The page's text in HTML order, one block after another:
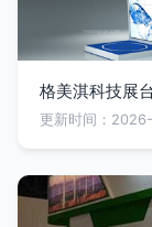
格美淇科技展
更新时间：